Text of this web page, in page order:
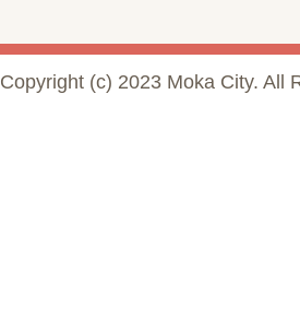
Copyright (c) 2023 Moka City. All